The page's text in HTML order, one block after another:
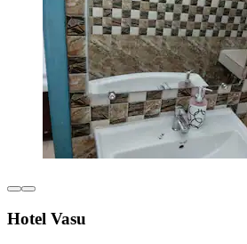
Hotel Vasu